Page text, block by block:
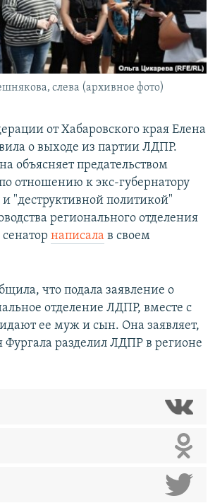
РАССЫЛКУ
РС
слева (архивное фото)
от Хабаровского края Елена
о выходе из партии ЛДПР.
объясняет предательством
отношению к экс-губернатору
"деструктивной политикой"
регионального отделения
написала в своем
что подала заявление о
отделение ЛДПР, вместе с
ее муж и сын. Она заявляет,
Фургала разделил ЛДПР в регионе